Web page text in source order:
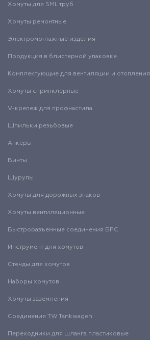
Хомуты для SML труб
Хомуты ремонтные
Электромонтажные изделия
Продукция в блистерной упаковке
Комплектующие для вентиляции и отопления
Хомуты спринклерные
V-крепеж для профнастила
Шпильки резьбовые
Анкеры
Винты
Шурупы
Хомуты для дорожных знаков
Хомуты вентиляционные
Быстроразъемные соединения БРС
Инструмент для хомутов
Стенды для хомутов
Наборы хомутов
Хомуты заземления
Соединения TW Tankwagen
Переходники для шланга пластиковые